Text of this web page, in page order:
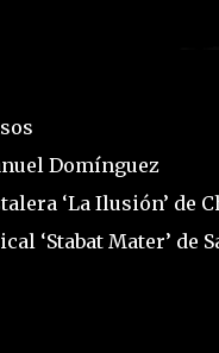
Domínguez
‘La Ilusión’ de
‘Stabat Mater’ de